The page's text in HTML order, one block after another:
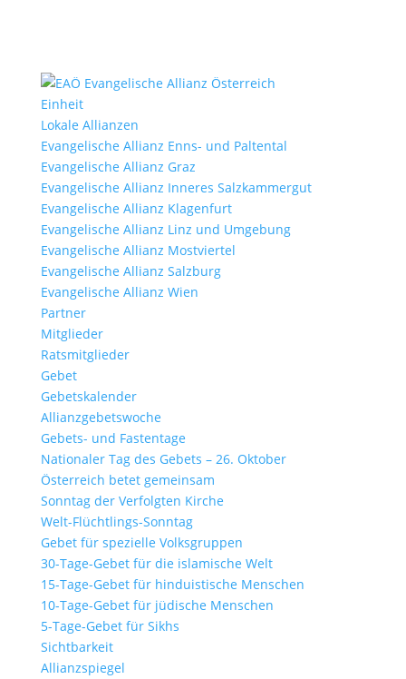
Einheit
Lokale Allianzen
Evangelische Allianz Enns- und Paltental
Evangelische Allianz Graz
Evangelische Allianz Inneres Salzkammergut
Evangelische Allianz Klagenfurt
Evangelische Allianz Linz und Umgebung
Evangelische Allianz Mostviertel
Evangelische Allianz Salzburg
Evangelische Allianz Wien
Partner
Mitglieder
Ratsmitglieder
Gebet
Gebetskalender
Allianzgebetswoche
Gebets- und Fastentage
Nationaler Tag des Gebets – 26. Oktober
Österreich betet gemeinsam
Sonntag der Verfolgten Kirche
Welt-Flüchtlings-Sonntag
Gebet für spezielle Volksgruppen
30-Tage-Gebet für die islamische Welt
15-Tage-Gebet für hinduistische Menschen
10-Tage-Gebet für jüdische Menschen
5-Tage-Gebet für Sikhs
Sichtbarkeit
Allianzspiegel